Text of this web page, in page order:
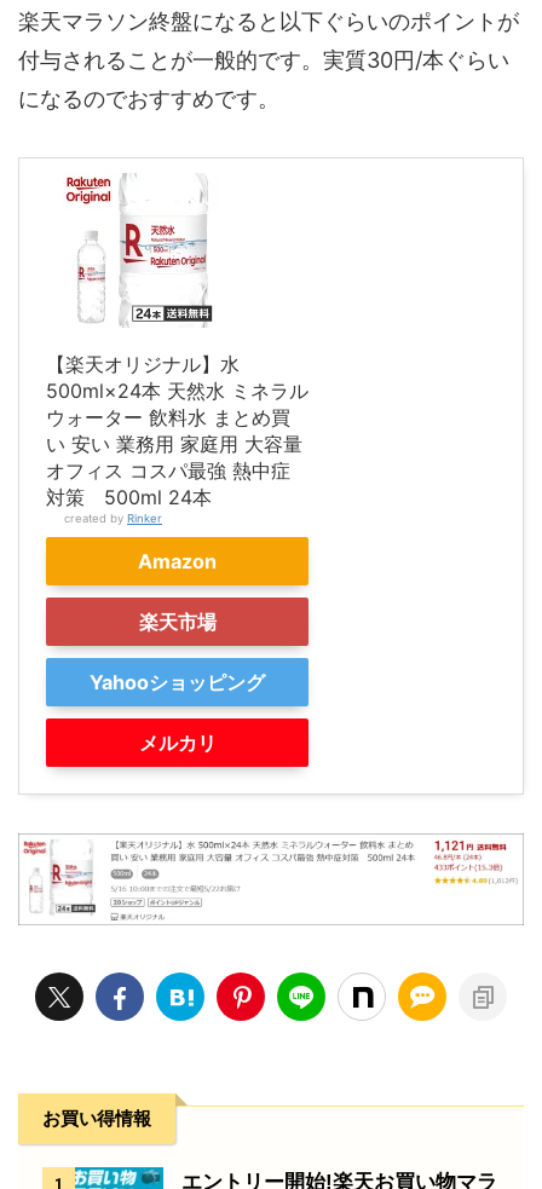
楽天マラソン終盤になると以下ぐらいのポイントが
付与されることが一般的です。実質30円/本ぐらい
になるのでおすすめです。
【楽天オリジナル】水
500ml×24本 天然水 ミネラル
ウォーター 飲料水 まとめ買
い 安い 業務用 家庭用 大容量
オフィス コスパ最強 熱中症
対策 500ml 24本
created by Rinker
Amazon
楽天市場
Yahooショッピング
メルカリ
お買い得情報
1 エントリー開始!楽天お買い物マラ